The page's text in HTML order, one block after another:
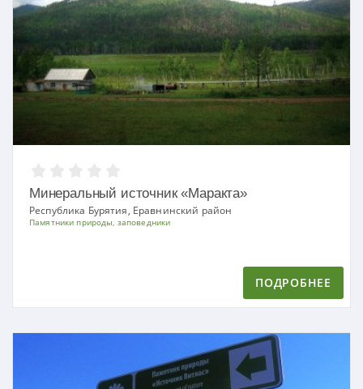
Минеральный источник «Маракта»
Республика Бурятия, Еравнинский район
Памятники природы, заповедники
ПОДРОБНЕЕ